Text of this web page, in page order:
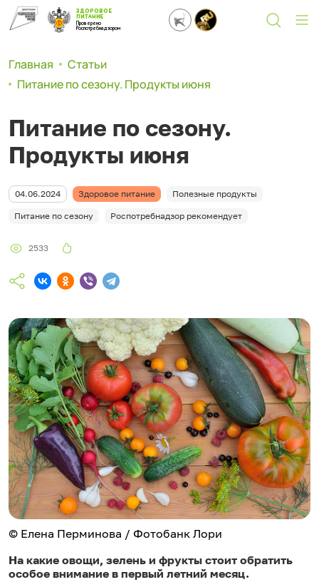
ЗДОРОВОЕ
ПИТАНИЕ
Проверено
Роспотребнадзором
Главная
Статьи
Питание по сезону. Продукты июня
Питание по сезону.
Продукты июня
04.06.2024 Здоровое питание Полезные продукты
Питание по сезону Роспотребнадзор рекомендует
2533
© Елена Перминова / Фотобанк Лори
На какие овощи, зелень и фрукты стоит обратить
особое внимание в первый летний месяц.